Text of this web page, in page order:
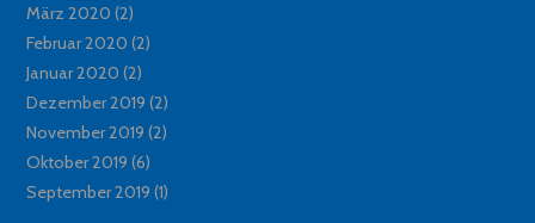
März 2020 (2)
Februar 2020 (2)
Januar 2020 (2)
Dezember 2019 (2)
November 2019 (2)
Oktober 2019 (6)
September 2019 (1)